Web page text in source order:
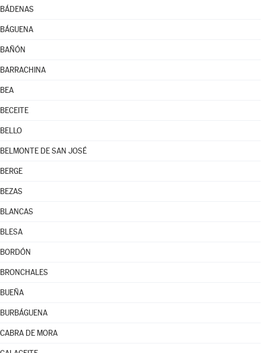
BÁDENAS
BÁGUENA
BAÑÓN
BARRACHINA
BEA
BECEITE
BELLO
BELMONTE DE SAN JOSÉ
BERGE
BEZAS
BLANCAS
BLESA
BORDÓN
BRONCHALES
BUEÑA
BURBÁGUENA
CABRA DE MORA